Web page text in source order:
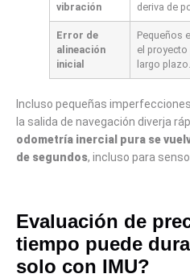
vibración
deriva de
Error de
alineación
inicial
Pequeños
el
largo plazo.
Incluso pequeñas
la salida de navegación diverja
odometría inercial pura se
de segundos, incluso para
Evaluación de
tiempo puede
solo con IMU?